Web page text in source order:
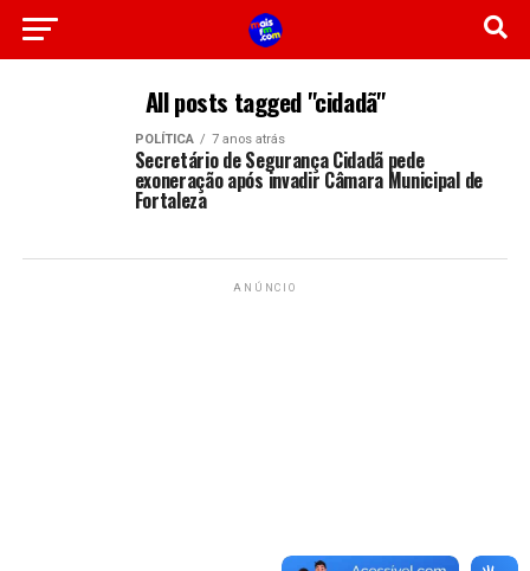
All posts tagged "cidadã"
POLÍTICA 7 anos atrás
Secretário de Segurança Cidadã pede
exoneração após invadir Câmara Municipal de
Fortaleza
ANÚNCIO